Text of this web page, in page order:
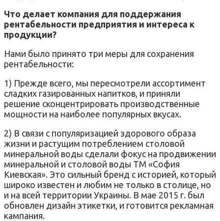
Что делает компания для поддержания
рентабельности предприятия и интереса к
продукции?
Нами было принято три меры для сохранения
рентабельности:
1) Прежде всего, мы пересмотрели ассортимент
сладких газированных напитков, и приняли
решение сконцентрировать производственные
мощности на наиболее популярных вкусах.
2) В связи с популяризацией здорового образа
жизни и растущим потреблением столовой
минеральной воды сделали фокус на продвижении
минеральной и столовой воды ТМ «София
Киевская». Это сильный бренд с историей, который
широко известен и любим не только в столице, но
и на всей территории Украины. В мае 2015 г. был
обновлен дизайн этикетки, и готовится рекламная
кампания.